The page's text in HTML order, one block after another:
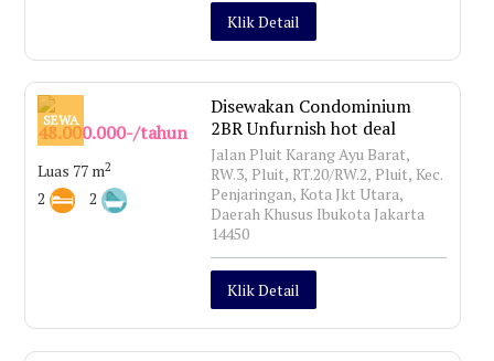
Klik Detail
SEWA
48.000.000-/tahun
Luas 77 m2
2 2
Disewakan Condominium
2BR Unfurnish hot deal
Jalan Pluit Karang Ayu Barat,
RW.3, Pluit, RT.20/RW.2, Pluit, Kec.
Penjaringan, Kota Jkt Utara,
Daerah Khusus Ibukota Jakarta
14450
Klik Detail